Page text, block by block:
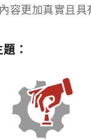
容更加真實且具
：